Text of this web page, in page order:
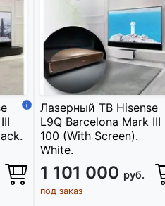
Лазерный ТВ Hisense
L9Q Barcelona Mark III
100 (With Screen).
White.
1 101 000 руб.
под заказ